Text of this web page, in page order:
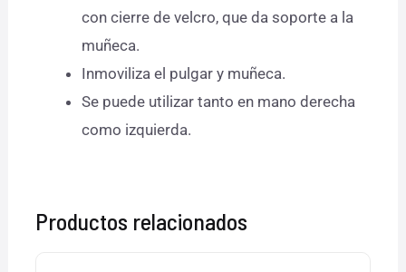
con cierre de velcro, que da soporte a la
muñeca.
Inmoviliza el pulgar y muñeca.
Se puede utilizar tanto en mano derecha
como izquierda.
Productos relacionados